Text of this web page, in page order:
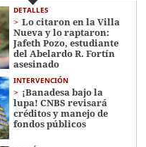
DETALLES
Lo citaron en la Villa
Nueva y lo raptaron:
Jafeth Pozo, estudiante
del Abelardo R. Fortín
asesinado
INTERVENCIÓN
¡Banadesa bajo la
lupa! CNBS revisará
créditos y manejo de
fondos públicos